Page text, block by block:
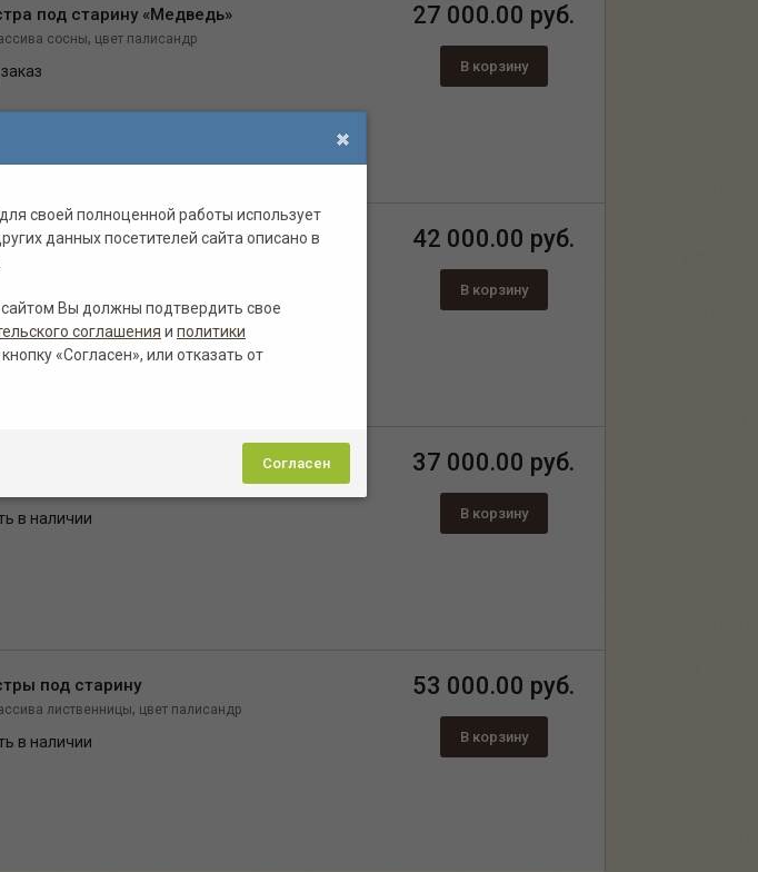
под старину «Медведь»
сосны, цвет палисандр
27 000.00 руб.
В корзину
под старину
лиственницы
42 000.00 руб.
В корзину
в наличии
37 000.00 руб.
В корзину
под старину
лиственницы, цвет палисандр
в наличии
53 000.00 руб.
В корзину
для своей полноценной работы использует
данных посетителей сайта описано в
Вы должны подтвердить свое
соглашения и политики
«Согласен», или отказать от
Согласен